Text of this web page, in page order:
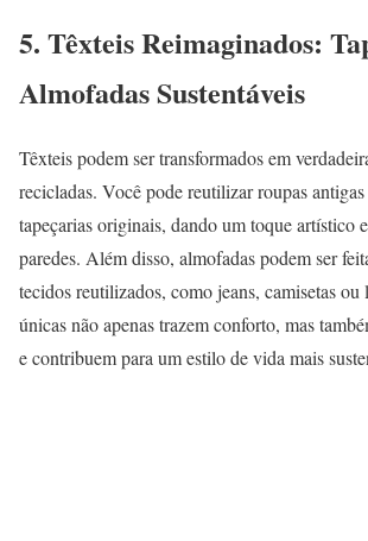
5. Têxteis Reimaginados:
Almofadas Sustentáveis
Têxteis podem ser transformados em
recicladas. Você pode reutilizar roupas
tapeçarias originais, dando um toque artístico
paredes. Além disso, almofadas podem ser
tecidos reutilizados, como jeans, camisetas ou
únicas não apenas trazem conforto, mas
e contribuem para um estilo de vida mais